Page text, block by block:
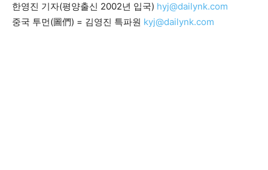
한영진 기자(평양출신 2002년 입국) hyj@dailynk.com
중국 투먼(圖們) = 김영진 특파원 kyj@dailynk.com